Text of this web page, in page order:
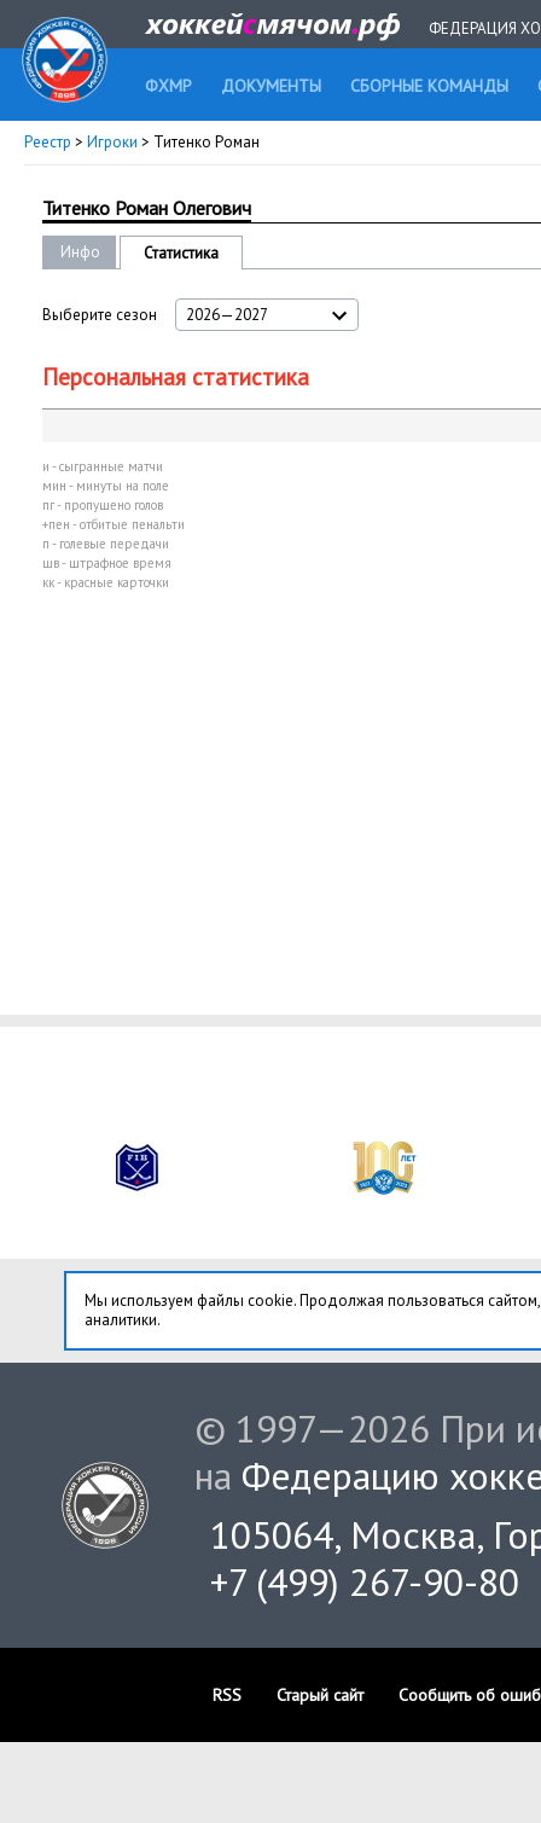
ФЕДЕРАЦИЯ
ФХМР ДОКУМЕНТЫ СБОРНЫЕ КОМАНДЫ
Реестр > Игроки > Титенко Роман
Титенко Роман Олегович
Инфо Статистика
Выберите сезон 2026—2027
Персональная статистика
и - сыгранные матчи
мин - минуты на поле
пг - пропущено голов
+пен - отбитые пенальти
п - голевые передачи
шв - штрафное время
кк - красные карточки
Мы используем файлы cookie. Продолжая пользоваться
аналитики.
© 1997—2026 При
на Федерацию
105064, Москва,
+7 (499) 267-90-80
RSS Старый сайт Сообщить об